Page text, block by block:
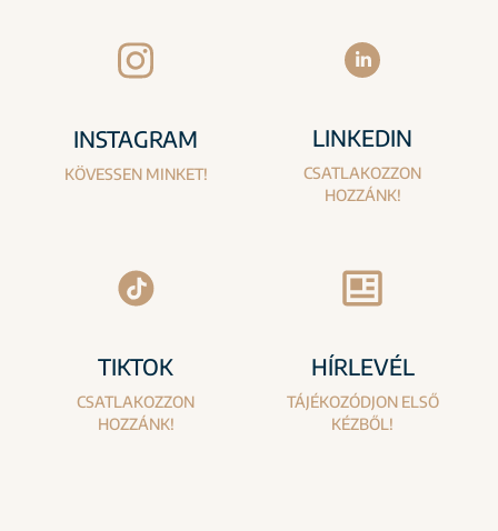
INSTAGRAM
KÖVESSEN MINKET!
LINKEDIN
CSATLAKOZZON
HOZZÁNK!
TIKTOK
CSATLAKOZZON
HOZZÁNK!
HÍRLEVÉL
TÁJÉKOZÓDJON ELSŐ
KÉZBŐL!